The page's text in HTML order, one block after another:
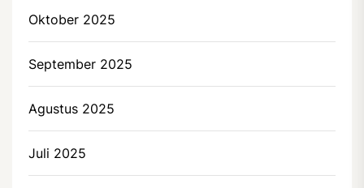
Oktober 2025
September 2025
Agustus 2025
Juli 2025